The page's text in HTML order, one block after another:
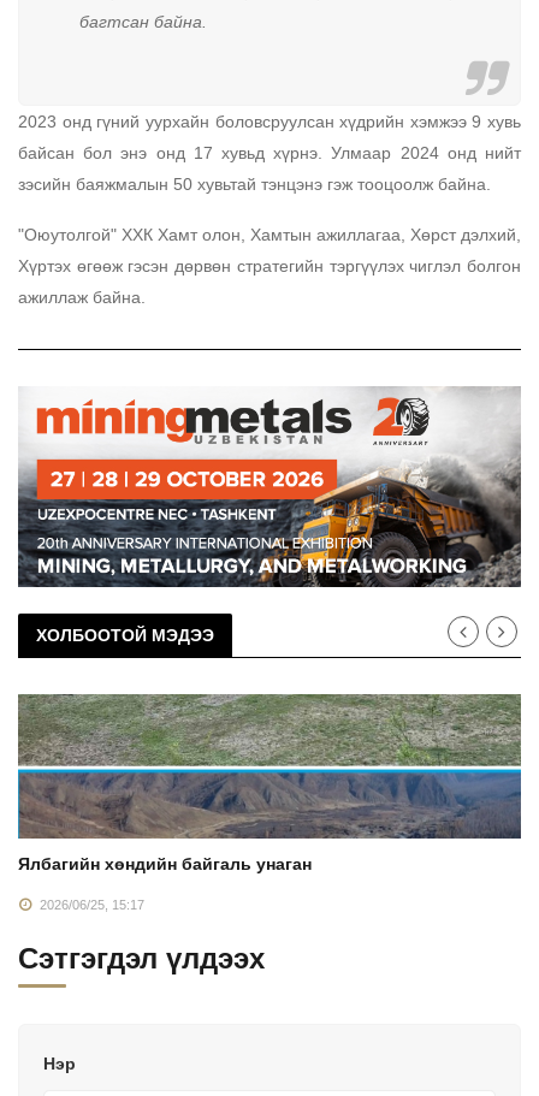
багтсан байна.
2023 онд гүний уурхайн боловсруулсан хүдрийн хэмжээ 9 хувь
байсан бол энэ онд 17 хувьд хүрнэ. Улмаар 2024 онд нийт
зэсийн баяжмалын 50 хувьтай тэнцэнэ гэж тооцоолж байна.
"Оюутолгой" ХХК Хамт олон, Хамтын ажиллагаа, Хөрст дэлхий,
Хүртэх өгөөж гэсэн дөрвөн стратегийн тэргүүлэх чиглэл болгон
ажиллаж байна.
ХОЛБООТОЙ МЭДЭЭ
Ялбагийн хөндийн байгаль унаган
2026/06/25, 15:17
Сэтгэгдэл үлдээх
Нэр